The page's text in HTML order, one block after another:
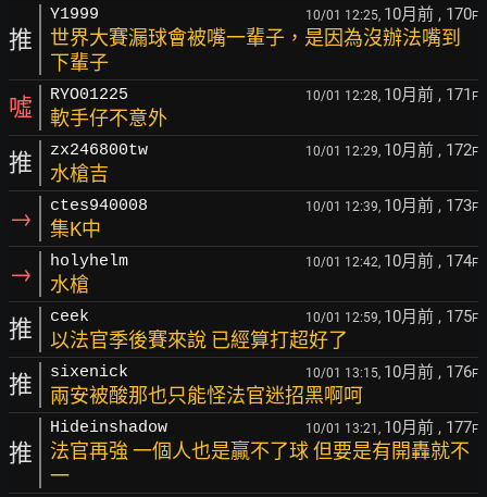
推
Y1999 10/01 12:25, 10月前 , 170F
世界大賽漏球會被嘴一輩子，是因為沒辦法嘴到
下輩子
噓 RYO01225 10/01 12:28, 10月前 , 171 F
軟手仔不意外
推 zx246800tw 10/01 12:29, 10月前 , 172F
水槍吉
→ ctes940008 10/01 12:39, 10月前 , 173F
集K中
→ holyhelm 10/01 12:42, 10月前 , 174F
水槍
推 ceek 10/01 12:59, 10月前 , 175F
以法官季後賽來說 已經算打超好了
推 sixenick 10/01 13:15, 10月前 , 176F
兩安被酸那也只能怪法官迷招黑啊呵
推
Hideinshadow 10/01 13:21, 10月前 , 177F
法官再強 一個人也是贏不了球 但要是有開轟就不
一